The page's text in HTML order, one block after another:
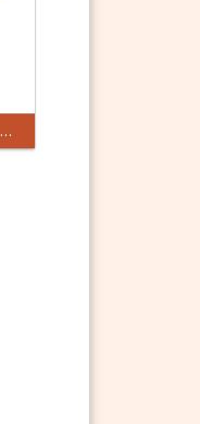
JETZT ABFRAGE STARTEN